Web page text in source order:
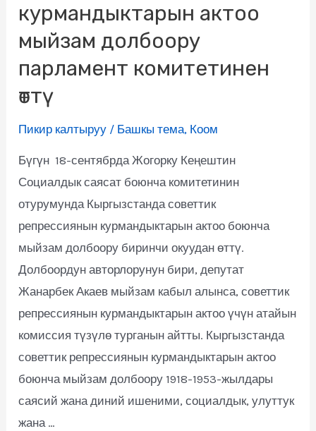
курмандыктарын актоо
мыйзам долбоору
парламент комитетинен
өттү
Пикир калтыруу / Башкы тема, Коом
Бүгүн 18-сентябрда Жогорку Кеңештин
Социалдык саясат боюнча комитетинин
отурумунда Кыргызстанда советтик
репрессиянын курмандыктарын актоо боюнча
мыйзам долбоору биринчи окуудан өттү.
Долбоордун авторлорунун бири, депутат
Жанарбек Акаев мыйзам кабыл алынса, советтик
репрессиянын курмандыктарын актоо үчүн атайын
комиссия түзүлө турганын айтты. Кыргызстанда
советтик репрессиянын курмандыктарын актоо
боюнча мыйзам долбоору 1918-1953-жылдары
саясий жана диний ишеними, социалдык, улуттук
жана …